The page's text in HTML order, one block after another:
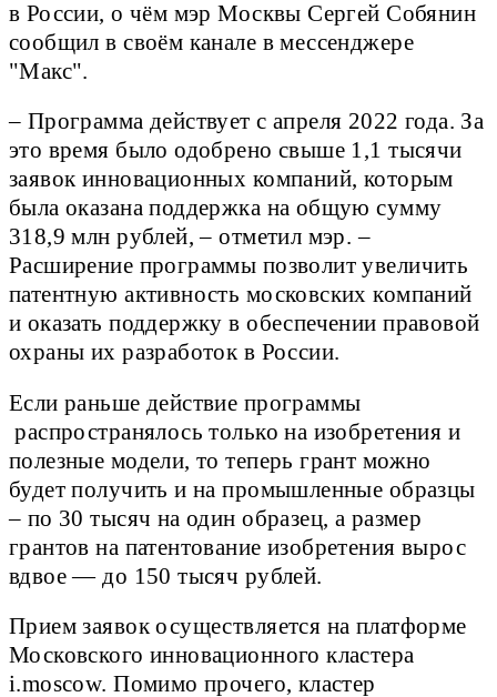
в России, о чём мэр Москвы Сергей Собянин
сообщил в своём канале в мессенджере
"Макс".
– Программа действует с апреля 2022 года. За
это время было одобрено свыше 1,1 тысячи
заявок инновационных компаний, которым
была оказана поддержка на общую сумму
318,9 млн рублей, – отметил мэр. –
Расширение программы позволит увеличить
патентную активность московских компаний
и оказать поддержку в обеспечении правовой
охраны их разработок в России.
Если раньше действие программы
распространялось только на изобретения и
полезные модели, то теперь грант можно
будет получить и на промышленные образцы
– по 30 тысяч на один образец, а размер
грантов на патентование изобретения вырос
вдвое — до 150 тысяч рублей.
Прием заявок осуществляется на платформе
Московского инновационного кластера
i.moscow. Помимо прочего, кластер